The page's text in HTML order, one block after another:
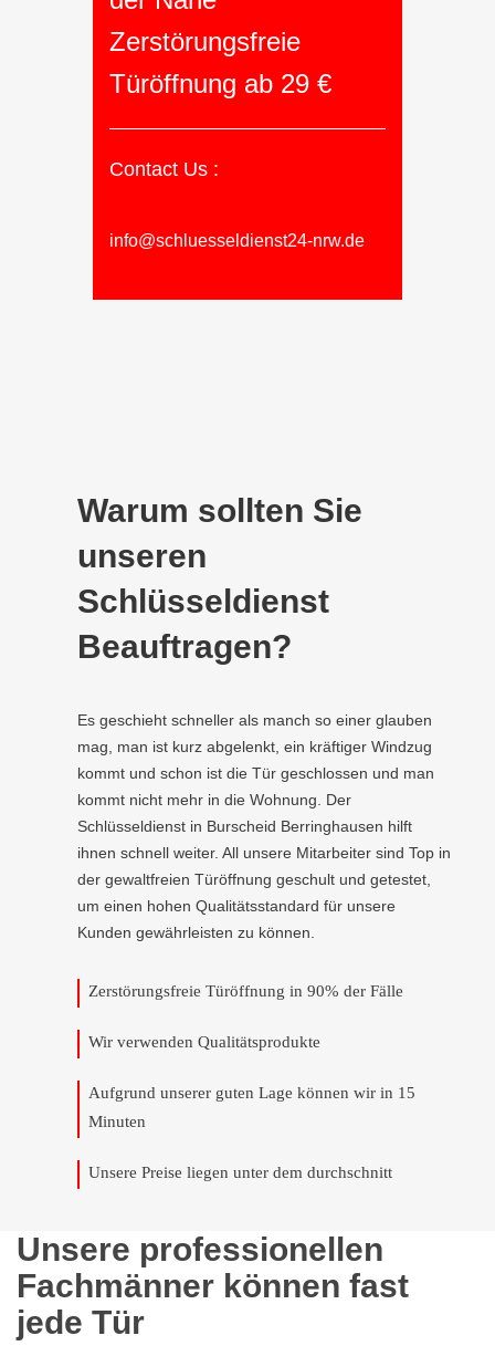
Zerstörungsfreie
Türöffnung ab 29 €
Contact Us :
info@schluesseldienst24-nrw.de
Warum sollten Sie
unseren
Schlüsseldienst
Beauftragen?
Es geschieht schneller als manch so einer glauben
mag, man ist kurz abgelenkt, ein kräftiger Windzug
kommt und schon ist die Tür geschlossen und man
kommt nicht mehr in die Wohnung. Der
Schlüsseldienst in Burscheid Berringhausen hilft
ihnen schnell weiter. All unsere Mitarbeiter sind Top in
der gewaltfreien Türöffnung geschult und getestet,
um einen hohen Qualitätsstandard für unsere
Kunden gewährleisten zu können.
Zerstörungsfreie Türöffnung in 90% der Fälle
Wir verwenden Qualitätsprodukte
Aufgrund unserer guten Lage können wir in 15
Minuten
Unsere Preise liegen unter dem durchschnitt
Unsere professionellen
Fachmänner können fast
jede Tür